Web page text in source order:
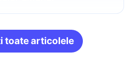
toate articolele